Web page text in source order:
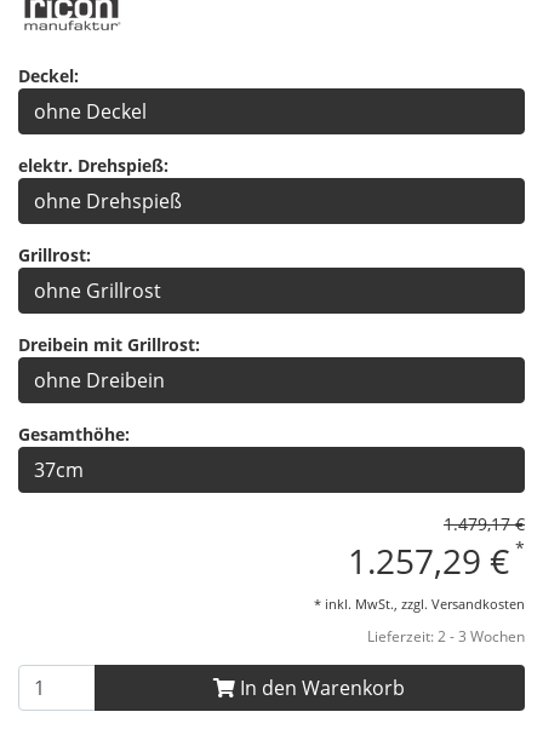
Deckel:
ohne Deckel
elektr. Drehspieß:
ohne Drehspieß
Grillrost:
ohne Grillrost
Dreibein mit Grillrost:
ohne Dreibein
Gesamthöhe:
37cm
1.479,17 €
1.257,29 € *
* inkl. MwSt., zzgl. Versandkosten
Lieferzeit: 2 - 3 Wochen
In den Warenkorb